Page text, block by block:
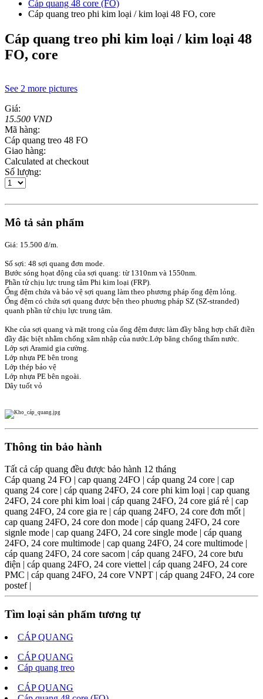
Cáp quang 48 core (FO)
Cáp quang treo phi kim loại / kim loại 48 FO, core
Cáp quang treo phi kim loại / kim loại 48
FO, core
See 2 more pictures
Giá:
15.500 VND
Mã hàng:
Cáp quang treo 48 FO
Giao hàng:
Calculated at checkout
Số lượng:
Mô tả sản phẩm
Giá: 15.500 đ/m.
Số sợi: 48 sợi quang đơn mode.
Bước sóng họat động của sợi quang: từ 1310nm và 1550nm.
Phần tử chịu lực trung tâm Phi kim loại (FRP).
Ống đệm chứa và bảo vệ sợi quang làm theo phương pháp ống đệm lỏng.
Ống đệm có chứa sợi quang được bện theo phuơng pháp SZ (SZ-stranded)
quanh phần tử chịu lực trung tâm.
Khe của sợi quang và mặt trong của ống đệm được làm đầy bằng hợp chất điền
đầy đặc biệt nhằm chống xâm nhập của nước.Lớp băng chống thấm nước.
Lớp sợi Aramid gia cường.
Lớp nhựa PE bên trong
Lớp thép bảo vệ
Lớp nhựa PE bên ngoài.
Dây tuốt vỏ
Thông tin bảo hành
Tất cả cáp quang đều được bảo hành 12 tháng
Cáp quang 24 FO | cap quang 24FO | cáp quang 24 core | cap
quang 24 core | cáp quang 24FO, 24 core phi kim loại | cap quang
24FO, 24 core phi kim loai | cáp quang 24FO, 24 core giá rẻ | cap
quang 24FO, 24 core gia re | cáp quang 24FO, 24 core đơn mốt |
cap quang 24FO, 24 core don mode | cáp quang 24FO, 24 core
signle mode | cap quang 24FO, 24 core single mode | cáp quang
24FO, 24 core multimode | cap quang 24FO, 24 core multimode |
cáp quang 24FO, 24 core sacom | cáp quang 24FO, 24 core bưu
điện | cáp quang 24FO, 24 core viettel | cáp quang 24FO, 24 core
PMC | cáp quang 24FO, 24 core VNPT | cáp quang 24FO, 24 core
postef |
Tìm loại sản phẩm tương tự
CÁP QUANG
CÁP QUANG
Cáp quang treo
CÁP QUANG